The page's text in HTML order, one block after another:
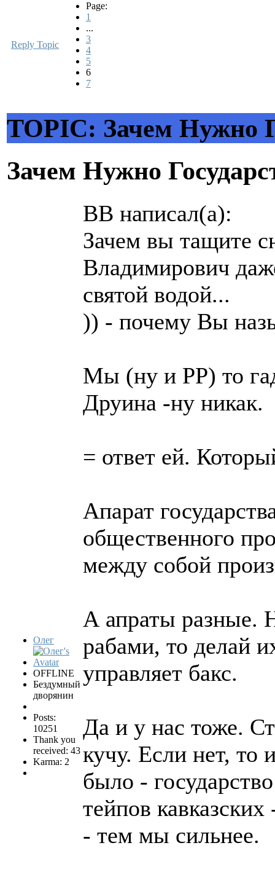
Reply Topic
Page:
1
...
3
4
5
6
7
TOPIC: Зачем Нужно
Зачем Нужно
Олег
OFFLINE
Бездумный
дворянин
Posts:
10251
Thank you
received: 43
Karma: 2
BB написал(а):
Зачем вы тащите
Владимирович
святой водой...
)) - почему Вы
Мы (ну и РР) то
Друина -ну никак.
= ответ ей.
Апарат
общественного
между собой
А апраты разные.
рабами, то делай
управляет бакс.
Да и у нас тоже.
кучу. Если нет, то
было -
тейпов
- тем мы сильнее.